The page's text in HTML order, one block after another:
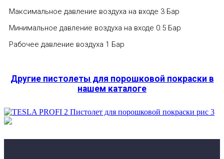
Максимальное давление воздуха на входе 3 Бар
Минимальное давление воздуха на входе 0.5 Бар
Рабочее давление воздуха 1 Бар
Другие пистолеты для порошковой покраски в
нашем каталоге